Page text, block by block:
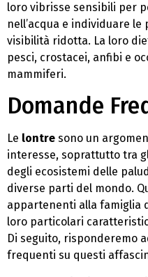
loro vibrisse sensibili per
nell’acqua e individuare
visibilità ridotta. La loro
pesci, crostacei, anfibi e
mammiferi.
Domande
Le lontre sono un
interesse, soprattutto tra
degli ecosistemi delle
diverse parti del mondo.
appartenenti alla famiglia
loro particolari
Di seguito, risponderemo
frequenti su questi